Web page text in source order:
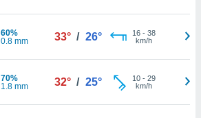
60%
0.8 mm
33° / 26° 16- 38
km/h
70%
1.8 mm
32° / 25° 10- 29
km/h